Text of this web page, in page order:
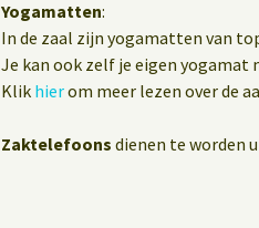
Yogamatten:
In de zaal zijn yogamatten van
Je kan ook zelf je eigen yogamat
Klik hierom meer lezen over de
Zaktelefoons dienen te worden